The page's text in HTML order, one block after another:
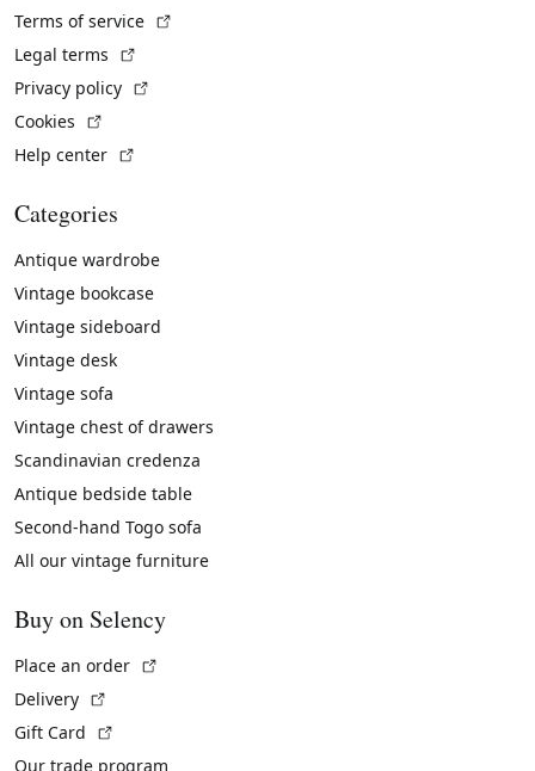
Terms of service
Legal terms
Privacy policy
Cookies
Help center
Categories
Antique wardrobe
Vintage bookcase
Vintage sideboard
Vintage desk
Vintage sofa
Vintage chest of drawers
Scandinavian credenza
Antique bedside table
Second-hand Togo sofa
All our vintage furniture
Buy on Selency
Place an order
Delivery
Gift Card
Our trade program